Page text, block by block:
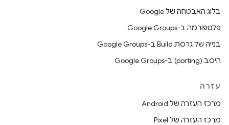
בלוג האבטחה של Google
פלטפורמה ב-Google Groups
בנייה של גרסת Build ב-Google Groups
היסב (porting) ב-Google Groups
עזרה
מרכז העזרה של Android
מרכז העזרה של Pixel